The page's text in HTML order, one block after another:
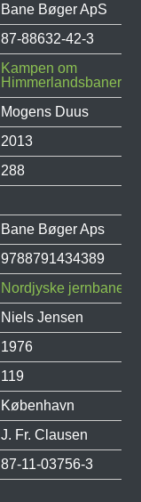
Bane Bøger ApS
87-88632-42-3
Kampen om
Himmerlandsbanerne
Mogens Duus
2013
288
Bane Bøger Aps
9788791434389
Nordjyske jernbaner
Niels Jensen
1976
119
København
J. Fr. Clausen
87-11-03756-3